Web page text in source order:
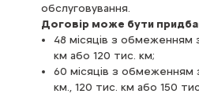
обслуговування.
Договір може бути
48 місяців з обмеженням
км або 120 тис. км;
60 місяців з обмеженням
км., 120 тис. км або 150
Договір може бути
36 місяців з обмеженням
км;
48 місяців з обмеженням
км або 120 тис. км;
60 місяців з обмеженням